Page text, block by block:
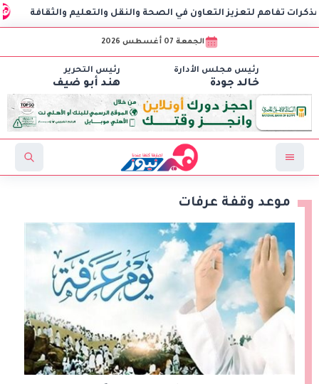
لتعزيز التعاون في الصحة والنقل والتعليم والثقافة
الجمعة 07 أغسطس 2026
رئيس مجلس الأدارة
خالد جودة
رئيس التحرير
هند أبو ضيف
موعد وقفة عرفات